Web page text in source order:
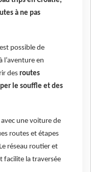
à ne pas
possible de
l’aventure en
des routes
le souffle et des
une voiture de
routes et étapes
réseau routier et
facilite la traversée